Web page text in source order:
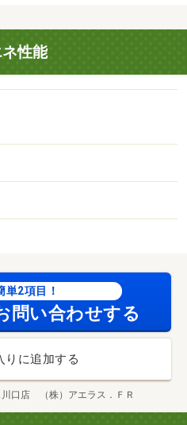
性能
単2項目！
問い合わせする
りに追加する
川口店 （株）アエラス．ＦＲ